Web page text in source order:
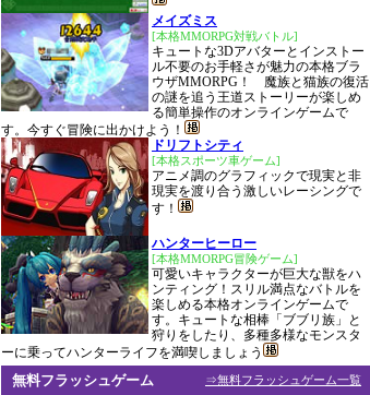
メイズミス
[本格MMORPG対戦バトル]
キュートな3Dアバターとインストー
ル不要のお手軽さが魅力の本格ブラ
ウザMMORPG！ 魔族と猫族の復活
の謎を追う王道ストーリーが楽しめ
る簡単操作のオンラインゲームで
す。今すぐ冒険に出かけよう！
ドリフトシティ
[本格スポーツ車ゲーム]
アニメ調のグラフィックで現実と非
現実を渡り合う激しいレーシングで
す！
ハンターヒーロー
[本格MMORPG冒険ゲーム]
可愛いキャラクターが巨大な獣をハ
ンティング！スリル満点なバトルを
楽しめる本格オンラインゲームで
す。キュートな相棒「ブブリ族」と
狩りをしたり、多種多様なモンスタ
ーに乗ってハンターライフを満喫しましょう
⇒無料フラッシュゲーム一覧
無料フラッシュゲーム